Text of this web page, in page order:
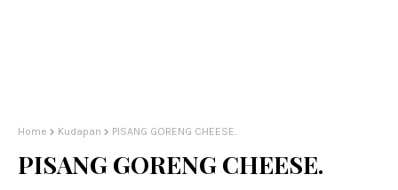
Home Kudapan PISANG GORENG CHEESE.
PISANG GORENG CHEESE.